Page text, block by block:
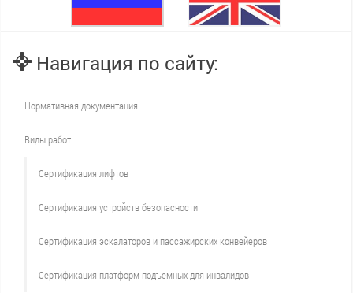
Навигация по сайту:
Нормативная документация
Виды работ
Сертификация лифтов
Сертификация устройств безопасности
Сертификация эскалаторов и пассажирских конвейеров
Сертификация платформ подъемных для инвалидов